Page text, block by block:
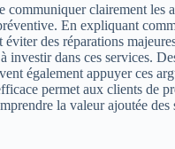
communiquer clairement les
En expliquant
éviter des réparations
investir dans ces services.
également appuyer ces
permet aux clients de
la valeur ajoutée des